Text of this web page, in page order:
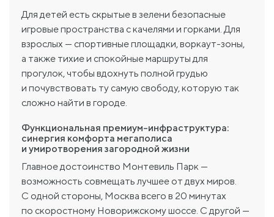
Для детей есть скрытые в зелени безопасные
игровые пространства с качелями и горками. Для
взрослых — спортивные площадки, воркаут-зоны,
а также тихие и спокойные маршруты для
прогулок, чтобы вдохнуть полной грудью
и почувствовать ту самую свободу, которую так
сложно найти в городе.
Функциональная премиум-инфраструктура:
синергия комфорта мегаполиса
и умиротворения загородной жизни
Главное достоинство Монтевиль Парк —
возможность совмещать лучшее от двух миров.
С одной стороны, Москва всего в 20 минутах
по скоростному Новорижскому шоссе. С другой —